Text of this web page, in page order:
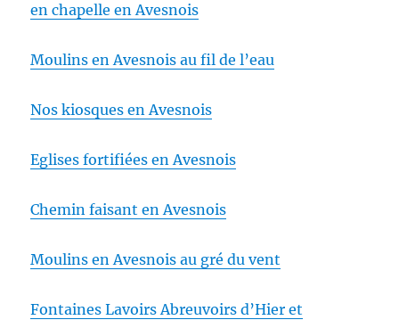
en chapelle en Avesnois
Moulins en Avesnois au fil de l’eau
Nos kiosques en Avesnois
Eglises fortifiées en Avesnois
Chemin faisant en Avesnois
Moulins en Avesnois au gré du vent
Fontaines Lavoirs Abreuvoirs d’Hier et